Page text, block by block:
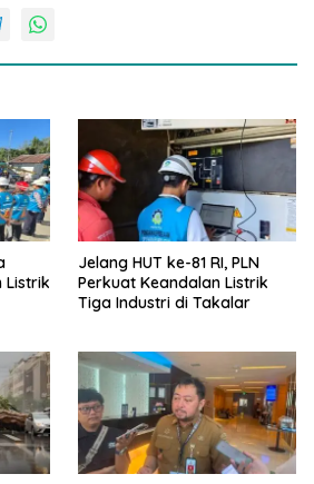
Listrik
Jelang HUT ke-81 RI, PLN
Perkuat Keandalan Listrik
Tiga Industri di Takalar